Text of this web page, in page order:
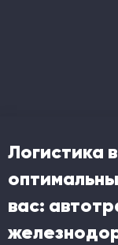
Логистика
вас: